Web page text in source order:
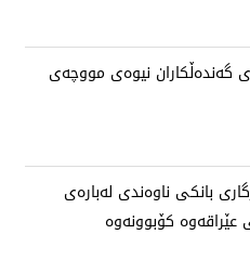
گەندەڵکاران نیوەی مووچەی
بانکی ناوەندی لەبارەی
کۆبوونەوە